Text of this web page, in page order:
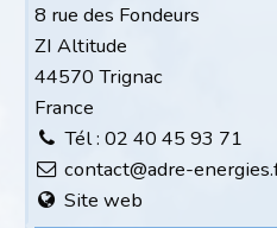
8 rue des Fondeurs
ZI Altitude
44570 Trignac
France
Tél : 02 40 45 93 71
contact@adre-
Site web